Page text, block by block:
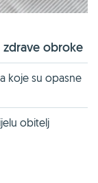
obroke
koje su opasne
obitelj